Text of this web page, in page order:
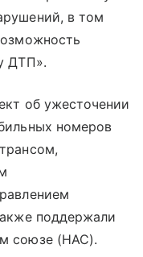
в том
ДТП».
об ужесточении
номеров
поддержали
союзе (НАС).